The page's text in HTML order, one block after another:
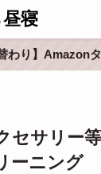
寝
わり】Amazon
セサリー
ーニング